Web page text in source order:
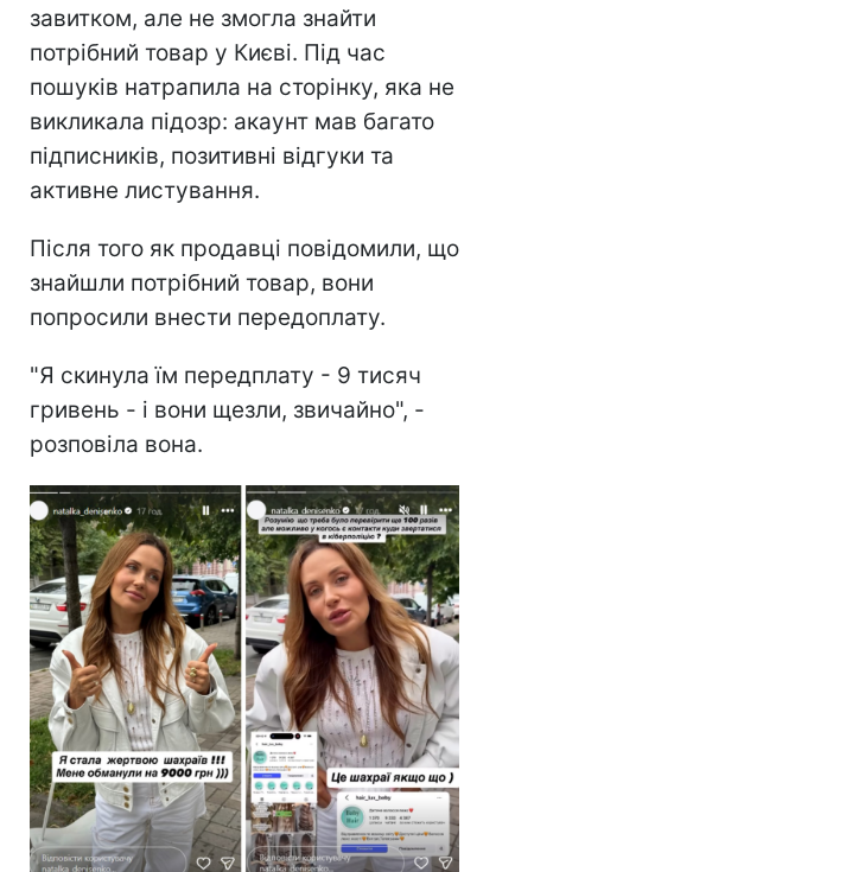
завитком, але не змогла знайти
потрібний товар у Києві. Під час
пошуків натрапила на сторінку, яка не
викликала підозр: акаунт мав багато
підписників, позитивні відгуки та
активне листування.
Після того як продавці повідомили, що
знайшли потрібний товар, вони
попросили внести передоплату.
"Я скинула їм передплату - 9 тисяч
гривень - і вони щезли, звичайно", -
розповіла вона.